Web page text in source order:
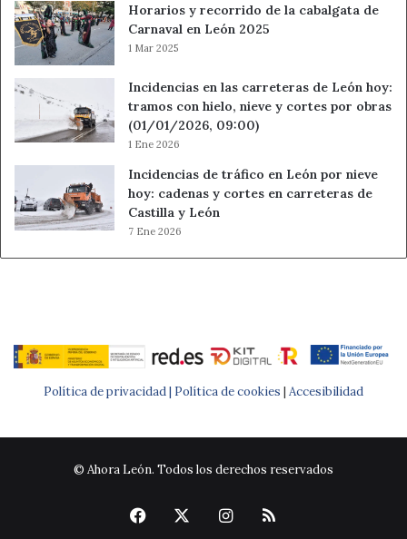
Horarios y recorrido de la cabalgata de
Carnaval en León 2025
1 Mar 2025
Incidencias en las carreteras de León hoy:
tramos con hielo, nieve y cortes por obras
(01/01/2026, 09:00)
1 Ene 2026
Incidencias de tráfico en León por nieve
hoy: cadenas y cortes en carreteras de
Castilla y León
7 Ene 2026
Política de privacidad | Política de cookies | Accesibilidad
© Ahora León. Todos los derechos reservados
Facebook Instagram
RSS